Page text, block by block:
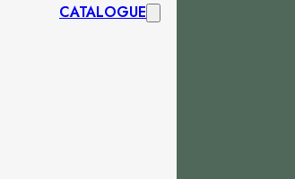
CATALOGUE